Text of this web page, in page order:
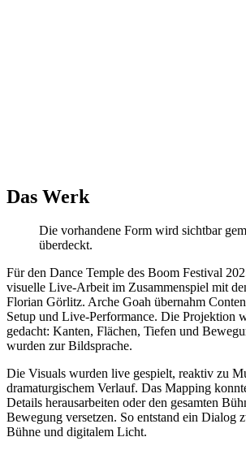
Das Werk
Die vorhandene Form wird sichtbar
überdeckt.
Für den Dance Temple des Boom Festival
visuelle Live-Arbeit im Zusammenspiel mit
Florian Görlitz. Arche Goah übernahm
Setup und Live-Performance. Die Projektion
gedacht: Kanten, Flächen, Tiefen und
wurden zur Bildsprache.
Die Visuals wurden live gespielt, reaktiv zu
dramaturgischem Verlauf. Das Mapping
Details herausarbeiten oder den gesamten
Bewegung versetzen. So entstand ein Dialog
Bühne und digitalem Licht.